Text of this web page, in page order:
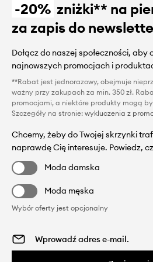
-20% zniżki** na
za zapis do
Dołącz do naszej społeczności,
najnowszych promocjach i
**Rabat jest jednorazowy, obejmuje
ważny przy zakupach za min. 350 zł.
promocjami, a niektóre produkty mogą
Szczegóły na stronie: wykluczenia z
Chcemy, żeby do Twojej skrzynki
naprawdę Cię interesuje. Powiedz,
Moda damska
Moda męska
Wybór oferty jest opcjonalny